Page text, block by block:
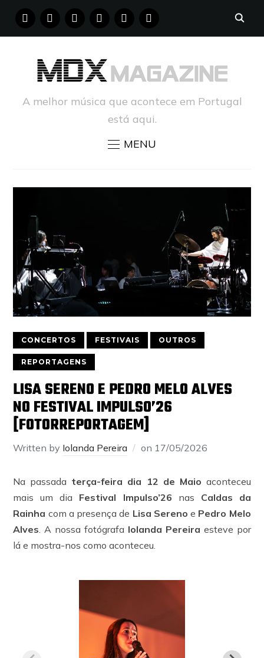
FACEBOOKINSTAGRAM
YOUTUBE PINTERESTTUMBLR
A melhor música que acontece em Portugal
está aqui.
MENU
CONCERTOS FESTIVAIS OUTROS
REPORTAGENS
LISA SERENO E PEDRO MELO ALVES
NO FESTIVAL IMPULSO’26
[FOTORREPORTAGEM]
Written by Iolanda Pereira on 17/05/2026
Na passada terça-feira dia 12 de Maio aconteceu
mais um dia Festival Impulso’26 nas Caldas da
Rainha com a presença de Lisa Sereno e Pedro Melo
Alves . A nossa fotógrafa Iolanda Pereira esteve por
lá e mostra-nos como aconteceu.